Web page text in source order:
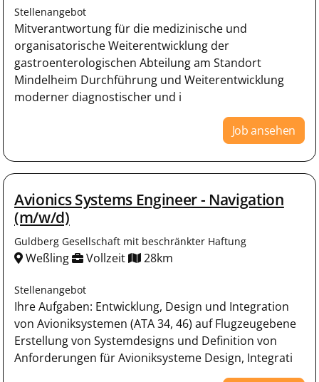
Stellenangebot
Mitverantwortung für die medizinische und
organisatorische Weiterentwicklung der
gastroenterologischen Abteilung am Standort
Mindelheim Durchführung und Weiterentwicklung
moderner diagnostischer und i
Job ansehen
Avionics Systems Engineer - Navigation
(m/w/d)
Guldberg Gesellschaft mit beschränkter Haftung
Weßling Vollzeit 28km
Stellenangebot
Ihre Aufgaben: Entwicklung, Design und Integration
von Avioniksystemen (ATA 34, 46) auf Flugzeugebene
Erstellung von Systemdesigns und Definition von
Anforderungen für Avioniksysteme Design, Integrati